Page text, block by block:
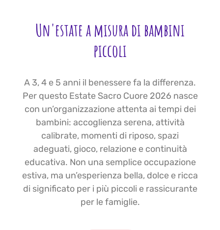
Un'estate a misura di bambini
piccoli
A 3, 4 e 5 anni il benessere fa la differenza.
Per questo Estate Sacro Cuore 2026 nasce
con un’organizzazione attenta ai tempi dei
bambini: accoglienza serena, attività
calibrate, momenti di riposo, spazi
adeguati, gioco, relazione e continuità
educativa. Non una semplice occupazione
estiva, ma un’esperienza bella, dolce e ricca
di significato per i più piccoli e rassicurante
per le famiglie.